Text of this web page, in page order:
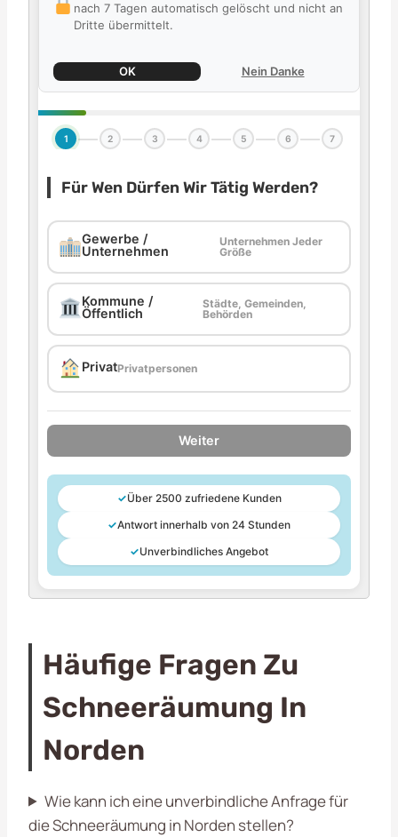
nach 7 Tagen automatisch gelöscht und nicht an
Dritte übermittelt.
OK Nein Danke
1 2 3 4 5 6 7
Für Wen Dürfen Wir Tätig Werden?
Gewerbe /
Unternehmen
Unternehmen Jeder
Größe
Kommune /
Öffentlich
Städte, Gemeinden,
Behörden
PrivatPrivatpersonen
Weiter
✓Über 2500 zufriedene Kunden
✓Antwort innerhalb von 24 Stunden
✓Unverbindliches Angebot
Häufige Fragen Zu
Schneeräumung In
Norden
Wie kann ich eine unverbindliche Anfrage für
die Schneeräumung in Norden stellen?